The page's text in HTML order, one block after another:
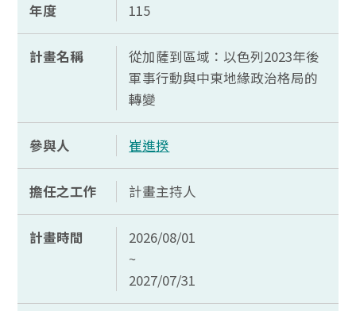
年度 115
計畫名稱
從加薩到區域：以色列2023年後
軍事行動與中東地緣政治格局的
轉變
參與人 崔進揆
擔任之工作 計畫主持人
計畫時間
2026/08/01
~
2027/07/31